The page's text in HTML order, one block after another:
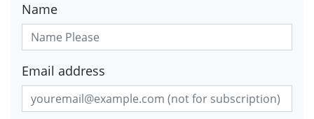
Name
Email address